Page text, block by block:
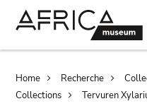
Home Recherche
Collections
Tervuren